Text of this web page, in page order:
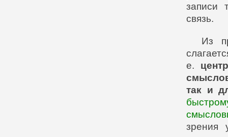
записи
связь.
Из
е.
так и
зрения